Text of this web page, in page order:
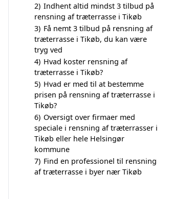
2) Indhent altid mindst 3 tilbud på
rensning af træterrasse i Tikøb
3) Få nemt 3 tilbud på rensning af
træterrasse i Tikøb, du kan være
tryg ved
4) Hvad koster rensning af
træterrasse i Tikøb?
5) Hvad er med til at bestemme
prisen på rensning af træterrasse i
Tikøb?
6) Oversigt over firmaer med
speciale i rensning af træterrasser i
Tikøb eller hele Helsingør
kommune
7) Find en professionel til rensning
af træterrasse i byer nær Tikøb